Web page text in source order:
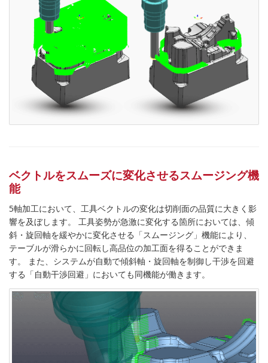
ベクトルをスムーズに変化させるスムージング機
能
5軸加工において、工具ベクトルの変化は切削面の品質に大きく影
響を及ぼします。 工具姿勢が急激に変化する箇所においては、傾
斜・旋回軸を緩やかに変化させる「スムージング」機能により、
テーブルが滑らかに回転し高品位の加工面を得ることができま
す。 また、システムが自動で傾斜軸・旋回軸を制御し干渉を回避
する「自動干渉回避」においても同機能が働きます。